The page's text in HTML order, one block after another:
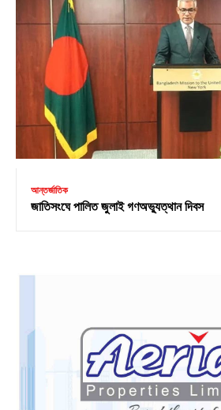
আন্তর্জাতিক
জাতিসংঘে পালিত জুলাই গণঅভ্যুত্থান দিবস